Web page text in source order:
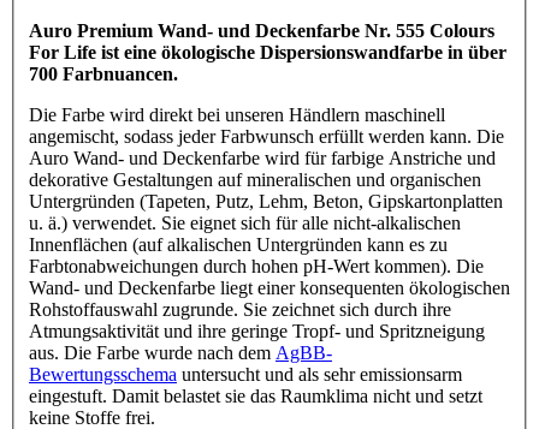
Auro Premium Wand- und Deckenfarbe Nr. 555 Colours
For Life ist eine ökologische Dispersionswandfarbe in über
700 Farbnuancen.
Die Farbe wird direkt bei unseren Händlern maschinell
angemischt, sodass jeder Farbwunsch erfüllt werden kann. Die
Auro Wand- und Deckenfarbe wird für farbige Anstriche und
dekorative Gestaltungen auf mineralischen und organischen
Untergründen (Tapeten, Putz, Lehm, Beton, Gipskartonplatten
u. ä.) verwendet. Sie eignet sich für alle nicht-alkalischen
Innenflächen (auf alkalischen Untergründen kann es zu
Farbtonabweichungen durch hohen pH-Wert kommen). Die
Wand- und Deckenfarbe liegt einer konsequenten ökologischen
Rohstoffauswahl zugrunde. Sie zeichnet sich durch ihre
Atmungsaktivität und ihre geringe Tropf- und Spritzneigung
aus. Die Farbe wurde nach dem AgBB-
Bewertungsschema untersucht und als sehr emissionsarm
eingestuft. Damit belastet sie das Raumklima nicht und setzt
keine Stoffe frei.